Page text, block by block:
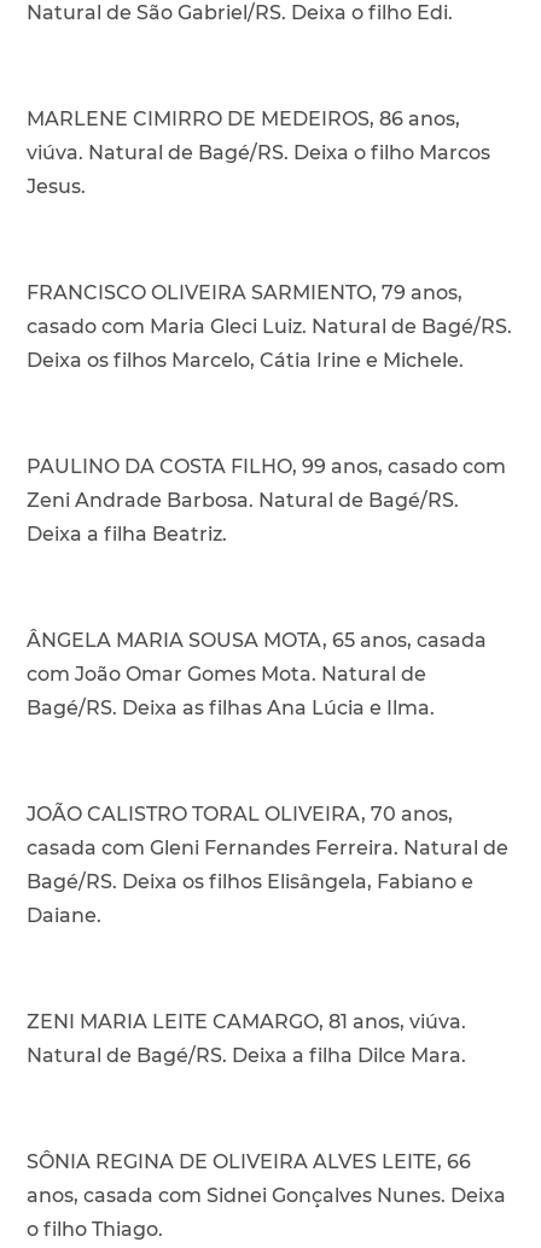
Natural de São Gabriel/RS. Deixa o filho Edi.
MARLENE CIMIRRO DE MEDEIROS, 86 anos,
viúva. Natural de Bagé/RS. Deixa o filho Marcos
Jesus.
FRANCISCO OLIVEIRA SARMIENTO, 79 anos,
casado com Maria Gleci Luiz. Natural de Bagé/RS.
Deixa os filhos Marcelo, Cátia Irine e Michele.
PAULINO DA COSTA FILHO, 99 anos, casado com
Zeni Andrade Barbosa. Natural de Bagé/RS.
Deixa a filha Beatriz.
ÂNGELA MARIA SOUSA MOTA, 65 anos, casada
com João Omar Gomes Mota. Natural de
Bagé/RS. Deixa as filhas Ana Lúcia e Ilma.
JOÃO CALISTRO TORAL OLIVEIRA, 70 anos,
casada com Gleni Fernandes Ferreira. Natural de
Bagé/RS. Deixa os filhos Elisângela, Fabiano e
Daiane.
ZENI MARIA LEITE CAMARGO, 81 anos, viúva.
Natural de Bagé/RS. Deixa a filha Dilce Mara.
SÔNIA REGINA DE OLIVEIRA ALVES LEITE, 66
anos, casada com Sidnei Gonçalves Nunes. Deixa
o filho Thiago.